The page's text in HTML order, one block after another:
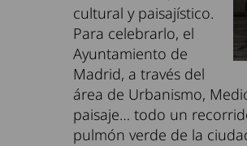
cultural y paisajístico.
Para celebrarlo, el
Ayuntamiento de
Madrid, a través del
área de Urbanismo,
paisaje… todo un
pulmón verde de la